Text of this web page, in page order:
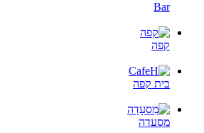
Bar
קפה
בית קפה
מסעדה